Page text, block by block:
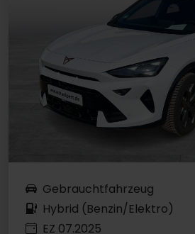
Gebrauchtfahrzeug
Hybrid (Benzin/Elektro)
EZ 07.2025